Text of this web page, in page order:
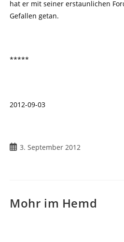
hat er mit seiner erstaunlichen
Gefallen getan.
*****
2012-09-03
Beitrag
3. September 2012
Mohr im Hemd